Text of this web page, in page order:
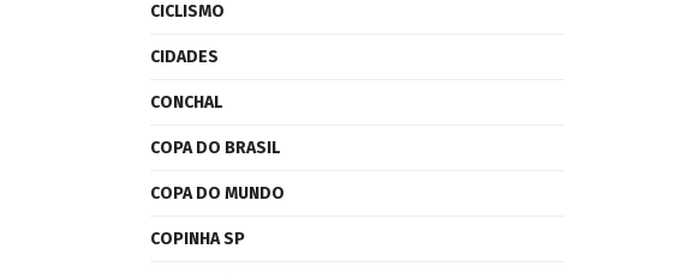
CICLISMO
CIDADES
CONCHAL
COPA DO BRASIL
COPA DO MUNDO
COPINHA SP